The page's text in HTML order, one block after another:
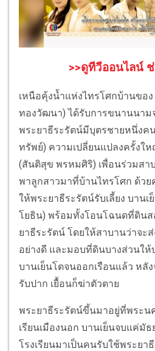
>>ดูทีวีออนไลน์ ช่
เหนือคุ้งน้ำแห่งไทรโศกบ้านขอ
ทองวัฒนา) ได้รับการขนานนาม
พระยาธีระรัตน์มีบุตรชายหนึ่งค
ทรัพย์) ความเปลี่ยนแปลงครั้งให
(สันติสุข พรหมศิริ) เพื่อนร่วมสา
พาลูกสาวมาที่บ้านไทรโศก ด้วย
ให้พระยาธีระรัตน์รับเลี้ยง บานเ
โยธิน) พร้อมทั้งโอนโฉนดที่ดินส
ยาธีระรัตน์ โดยให้สาบานว่าจะส่
อย่างดี และมอบที่ดินบางส่วนให้
บานเย็นโตจนออกเรือนแล้ว หลั
รับปาก เยื้อนก็ฆ่าตัวตาย
พระยาธีระรัตน์ขึ้นมาอยู่ที่พระน
เรียนเมืองนอก บานเย็นจบแค่มั
โรงเรียนมาเป็นคนรับใช้พระย